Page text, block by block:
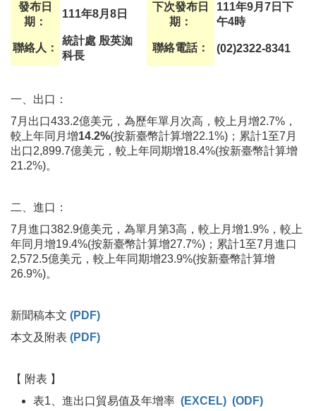
發布日
期：
111年8月8日
下次發布日
期：
111年9月7日下
午4時
聯絡人：
統計處 殷英洳
科長
聯絡電話： (02)2322-8341
一、出口：
7月出口433.2億美元，為歷年單月次高，較上月增2.7%，
較上年同月增14.2%(按新臺幣計算增22.1%)；累計1至7月
出口2,899.7億美元，較上年同期增18.4%(按新臺幣計算增
21.2%)。
二、進口：
7月進口382.9億美元，為單月第3高，較上月增1.9%，較上
年同月增19.4%(按新臺幣計算增27.7%)；累計1至7月進口
2,572.5億美元，較上年同期增23.9%(按新臺幣計算增
26.9%)。
新聞稿本文 (PDF)
本文及附表 (PDF)
【 附表 】
表1、進出口貿易值及年增率 (EXCEL) (ODF)